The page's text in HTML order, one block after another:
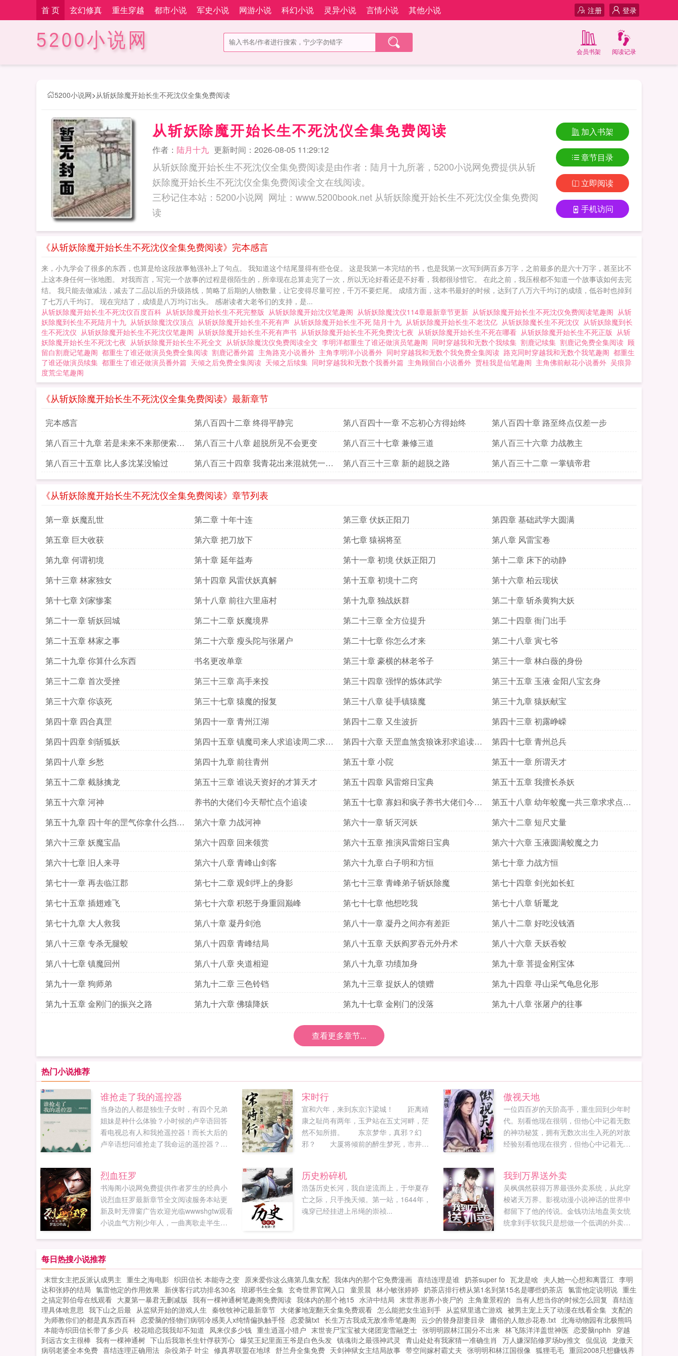
首 页 玄幻修真 重生穿越 都市小说 军史小说 网游小说 科幻小说 灵异小说 言情小说 其他小说 登录
注册
5200小说网 阅读记录
会员书架
5200小说网>从斩妖除魔开始长生不死沈仪全集免费阅读
从斩妖除魔开始长生不死沈仪全集免费阅读
作者： 陆月十九 更新时间：2026-08-05 11:29:12
从斩妖除魔开始长生不死沈仪全集免费阅读是由作者：陆月十九所著，5200小说网免费提供从斩
妖除魔开始长生不死沈仪全集免费阅读全文在线阅读。
三秒记住本站：5200小说网 网址：www.5200book.net 从斩妖除魔开始长生不死沈仪全集免费阅
读
加入书架
章节目录
立即阅读
手机访问
《从斩妖除魔开始长生不死沈仪全集免费阅读》完本感言
来，小九学会了很多的东西，也算是给这段故事勉强补上了句点。 我知道这个结尾显得有些仓促。 这是我第一本完结的书，也是我第一次写到两百多万字，之前最多的是六十万字，甚至比不
上这本身任何一张地图。 对我而言，写完一个故事的过程是很陌生的，所幸现在总算走完了一次，所以无论好看还是不好看，我都很珍惜它。 在此之前，我压根都不知道一个故事该如何去完
结。 我只能去做减法，减去了二品以后的升级路线，简略了后期的人物数量，让它变得尽量可控，千万不要烂尾。 成绩方面，这本书最好的时候，达到了八万六千均订的成绩，低谷时也掉到
了七万八千均订。 现在完结了，成绩是八万均订出头。 感谢读者大老爷们的支持，是...
从斩妖除魔开始长生不死沈仪百度百科 从斩妖除魔开始长生不死完整版 从斩妖除魔开始沈仪笔趣阁 从斩妖除魔沈仪114章最新章节更新 从斩妖除魔开始长生不死沈仪免费阅读笔趣阁 从斩
妖除魔到长生不死陆月十九 从斩妖除魔沈仪顶点 从斩妖除魔开始长生不死有声 从斩妖除魔开始长生不死 陆月十九 从斩妖除魔开始长生不老沈亿 从斩妖除魔长生不死沈仪 从斩妖除魔到长
生不死沈仪 从斩妖除魔开始长生不死沈仪笔趣阁 从斩妖除魔开始长生不死有声书 从斩妖除魔开始长生不死免费沈七夜 从斩妖除魔开始长生不死在哪看 从斩妖除魔开始长生不死正版 从斩
妖除魔开始长生不死沈七夜 从斩妖除魔开始长生不死全文 从斩妖除魔沈仪免费阅读全文 李明洋都重生了谁还做演员笔趣阁 同时穿越我和无数个我续集 割鹿记续集 割鹿记免费全集阅读 顾
留白割鹿记笔趣阁 都重生了谁还做演员免费全集阅读 割鹿记番外篇 主角路克小说番外 主角李明洋小说番外 同时穿越我和无数个我免费全集阅读 路克同时穿越我和无数个我笔趣阁 都重生
了谁还做演员续集 都重生了谁还做演员番外篇 天倾之后免费全集阅读 天倾之后续集 同时穿越我和无数个我番外篇 主角顾留白小说番外 贾桂我是仙笔趣阁 主角佛前献花小说番外 吴痕异
度荒尘笔趣阁
《从斩妖除魔开始长生不死沈仪全集免费阅读》最新章节
完本感言 第八百四十二章 终得平静完 第八百四十一章 不忘初心方得始终
第八百四十章 路至终点仅差一步
第八百三十九章 若是未来不来那便索性
如来
第八百三十八章 超脱所见不会更变 第八百三十七章 兼修三道
第八百三十六章 力战教主
第八百三十五章 比人多沈某没输过
第八百三十四章 我青花出来混就凭一样
本事
第八百三十三章 新的超脱之路 第八百三十二章 一掌镇帝君
《从斩妖除魔开始长生不死沈仪全集免费阅读》章节列表
第一章 妖魔乱世 第二章 十年十连 第三章 伏妖正阳刀
第四章 基础武学大圆满
第五章 巨大收获
第六章 把刀放下 第七章 猿祸将至
第八章 风雷宝卷
第九章 何谓初境
第十章 延年益寿 第十一章 初境 伏妖正阳刀
第十二章 床下的动静
第十三章 林家独女
第十四章 风雷伏妖真解 第十五章 初境十二窍
第十六章 柏云现状
第十七章 刘家惨案
第十八章 前往六里庙村 第十九章 独战妖群
第二十章 斩杀黄狗大妖
第二十一章 斩妖回城
第二十二章 妖魔境界 第二十三章 全方位提升
第二十四章 衙门出手
第二十五章 林家之事
第二十六章 瘦头陀与张屠户 第二十七章 你怎么才来
第二十八章 寅七爷
第二十九章 你算什么东西
书名更改单章 第三十章 豪横的林老爷子
第三十一章 林白薇的身份
第三十二章 首次受挫
第三十三章 高手来投 第三十四章 强悍的炼体武学
第三十五章 玉液 金阳八宝玄身
第三十六章 你该死
第三十七章 猿魔的报复 第三十八章 徒手镇猿魔
第三十九章 猿妖献宝
第四十章 四合真罡
第四十一章 青州江湖 第四十二章 又生波折
第四十三章 初露峥嵘
第四十四章 剑斩狐妖
第四十五章 镇魔司来人求追读周二求追
读
第四十六章 天罡血煞贪狼诛邪求追读求
追读
第四十七章 青州总兵
第四十八章 乡愁
第四十九章 前往青州 第五十章 小院
第五十一章 所谓天才
第五十二章 截脉擒龙
第五十三章 谁说天资好的才算天才 第五十四章 风雷熔日宝典
第五十五章 我擅长杀妖
第五十六章 河神
养书的大佬们今天帮忙点个追读
第五十七章 寡妇和疯子养书大佬们今天
帮忙点点追读
第五十八章 幼年蛟魔一共三章求求点到
最后
第五十九章 四十年的罡气你拿什么挡感
谢感谢
第六十章 力战河神 第六十一章 斩灭河妖
第六十二章 短尺丈量
第六十三章 妖魔宝晶
第六十四章 回来领赏 第六十五章 推演风雷熔日宝典
第六十六章 玉液圆满蛟魔之力
第六十七章 旧人来寻
第六十八章 青峰山剑客 第六十九章 白子明和方恒
第七十章 力战方恒
第七十一章 再去临江郡
第七十二章 观剑坪上的身影 第七十三章 青峰弟子斩妖除魔
第七十四章 剑光如长虹
第七十五章 插翅难飞
第七十六章 积怒于身重回巅峰 第七十七章 他想吃我
第七十八章 斩鼍龙
第七十九章 大人救我
第八十章 凝丹剑池 第八十一章 凝丹之间亦有差距
第八十二章 好吃没钱酒
第八十三章 专杀无腿蛟
第八十四章 青峰结局 第八十五章 天妖阎罗吞元外丹术
第八十六章 天妖吞蛟
第八十七章 镇魔回州
第八十八章 夹道相迎 第八十九章 功绩加身
第九十章 菩提金刚宝体
第九十一章 狗师弟
第九十二章 三色铃铛 第九十三章 捉妖人的馈赠
第九十四章 寻山采气龟息化形
第九十五章 金刚门的振兴之路
第九十六章 佛猿降妖 第九十七章 金刚门的没落 第九十八章 张屠户的往事
查看更多章节...
热门小说推荐
谁抢走了我的遥控器
当身边的人都是独生子女时，有四个兄弟
姐妹是种什么体验？小时候的卢辛语回答
看电视总有人和我抢遥控器！而长大后的
卢辛语想问谁抢走了我命运的遥控器？因
标签，更影响了她人生的选择。当青梅竹
马的青年向她表白，她回答对不起，我不
想再在一个超生的家庭里生活。当丈夫在
二胎开放时与她讨论，她犹疑，我们可以
一个孩子都不生吗？当朋友约她出游放
松，她婉拒，我还要考证。厌恶大家庭环
挣脱命运束缚的抗争，还是原生家庭根深
蒂固的影响？而当她幡然醒悟，遥控器一
直在她手里，只是她自己不愿换台时，她
能否打破心理藩篱，重获幸福？...
宋时行
宣和六年，来到东京汴梁城！ 距离靖
康之耻尚有两年，玉尹站在五丈河畔，茫
然不知所措。 东京梦华，真邪？幻
邪？ 大厦将倾前的醉生梦死，市井之
傲视天地
一位四百岁的天阶高手，重生回到少年时
代。别看他现在很弱，但他心中记着无数
的神功秘笈，拥有无数次出生入死的对敌
经验别看他现在很穷，但他心中记着无数
帮助过他的朋友，受他仰慕的偶像，害过
他的仇敌这一世，他要快意天下，报恩报
仇。这一世，他要帮助师傅打造天下最强
的门派。这一世，他要傲视天地！...
烈血狂罗
书海阁小说网免费提供作者罗生的经典小
说烈血狂罗最新章节全文阅读服务本站更
新及时无弹窗广告欢迎光临wwwshgtw观看
小说血气方刚少年人，一曲离歌走半生。
兄弟在，相逢一笑泯恩仇。烈皇刀，修罗
耀，千古狂怒藏于鞘！红龙血，魅妖月，
万里长歌化魔决！...
历史粉碎机
浩荡历史长河，我自逆流而上，于华夏存
亡之际，只手挽天倾。第一站，1644年，
魂穿已经挂进上吊绳的崇祯...
我到万界送外卖
吴枫偶然获得万界最强外卖系统，从此穿
梭诸天万界。影视动漫小说神话的世界中
都留下了他的传说。金钱功法地盘美女统
统拿到手软我只是想做一个低调的外卖员
每日热搜小说推荐
末世女主把反派认成男主 重生之海电影 织田信长 本能寺之变 原来爱你这么痛第几集女配 我体内的那个它免费漫画 喜结连理是谁 奶茶super fo 瓦龙是啥 夫人她一心想和离晋江 李明
达和张婷的结局 氯雷他定的作用效果 新侠客行武功排名30名 琅琊书生全集 玄奇世界官网入口 童景晨 林小敏张婷婷 奶茶店排行榜从第1名到第15名是哪些奶茶店 氯雷他定说明说 重生
之搞定郭伯母在线观看 大夏第一暴君无删减版 我有一棵神通树笔趣阁免费阅读 我体内的那个祂15 水浒中结局 末世养崽养小丧尸的 主角童景程的 当有人想当你的时候怎么回复 喜结连
理具体啥意思 我下山之后最 从监狱开始的游戏人生 秦牧牧神记最新章节 大佬爹地宠翻天全集免费观看 怎么能把女生追到手 从监狱里逃亡游戏 被男主宠上天了动漫在线看全集 支配的
为师教你们的都是真东西百科 恋爱脑的怪物们病弱冷感美人x纯情偏执触手怪 恋爱脑txt 长生万古我成无敌准帝笔趣阁 云少的替身甜妻目录 庸俗的人散步花卷.txt 北海动物园有北极熊吗
本能寺织田信长带了多少兵 校花暗恋我我却不知道 凤来仪多少钱 重生逍遥小猎户 末世丧尸宝宝被大佬团宠雪融芝士 张明明跟林江国分不出来 林飞陈洋洋盖世神医 恋爱脑nphh 穿越
到远古女主很棒 我有一棵神通树 下山后我靠长生针俘获芳心 爆笑王妃里面王爷是白色头发 镇魂街之最强神武灵 青山处处有我家猜一准确生肖 万人嫌深陷修罗场by推文 侃侃说 龙傲天
病弱老婆全本免费 喜结连理正确用法 杂役弟子 叶尘 修真界联盟在地球 舒兰舟全集免费 天剑神狱女主结局故事 带空间嫁村霸丈夫 张明明和林江国很像 狐狸毛毛 重回2008只想赚钱养